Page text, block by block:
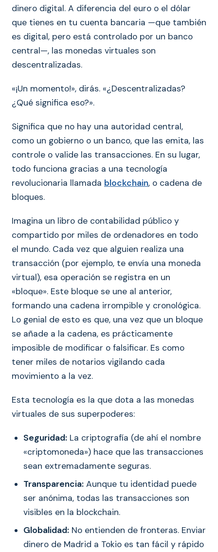
dinero digital. A diferencia del euro o el dólar
que tienes en tu cuenta bancaria —que también
es digital, pero está controlado por un banco
central—, las monedas virtuales son
descentralizadas.
«¡Un momento!», dirás. «¿Descentralizadas?
¿Qué significa eso?».
Significa que no hay una autoridad central,
como un gobierno o un banco, que las emita, las
controle o valide las transacciones. En su lugar,
todo funciona gracias a una tecnología
revolucionaria llamada blockchain, o cadena de
bloques.
Imagina un libro de contabilidad público y
compartido por miles de ordenadores en todo
el mundo. Cada vez que alguien realiza una
transacción (por ejemplo, te envía una moneda
virtual), esa operación se registra en un
«bloque». Este bloque se une al anterior,
formando una cadena irrompible y cronológica.
Lo genial de esto es que, una vez que un bloque
se añade a la cadena, es prácticamente
imposible de modificar o falsificar. Es como
tener miles de notarios vigilando cada
movimiento a la vez.
Esta tecnología es la que dota a las monedas
virtuales de sus superpoderes:
Seguridad: La criptografía (de ahí el nombre
«criptomoneda») hace que las transacciones
sean extremadamente seguras.
Transparencia: Aunque tu identidad puede
ser anónima, todas las transacciones son
visibles en la blockchain.
Globalidad: No entienden de fronteras. Enviar
dinero de Madrid a Tokio es tan fácil y rápido